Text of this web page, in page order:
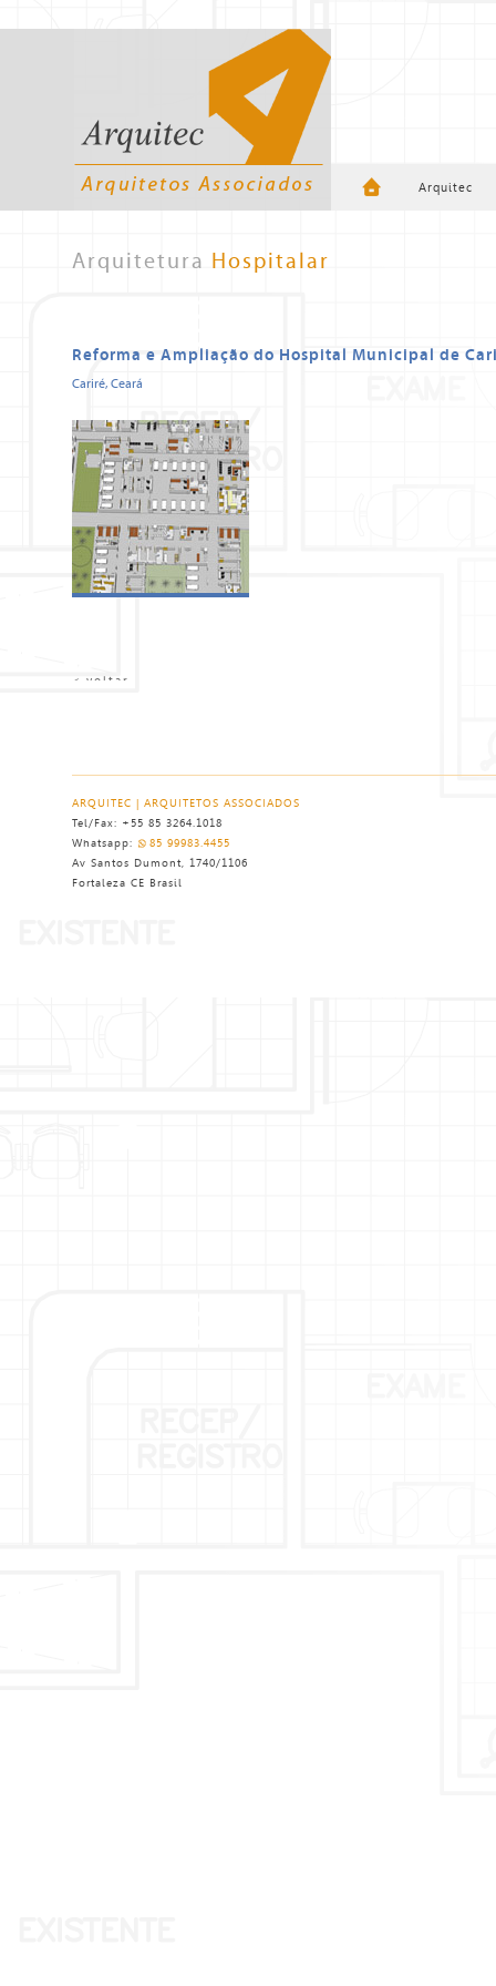
Arquitec
Arquitetura Hospitalar
Reforma e Ampliação do Hospital Municipal de
Cariré, Ceará
< voltar
ARQUITEC | ARQUITETOS ASSOCIADOS
Tel/Fax: +55 85 3264.1018
Whatsapp:
85 99983.4455
Av Santos Dumont, 1740/1106
Fortaleza CE Brasil